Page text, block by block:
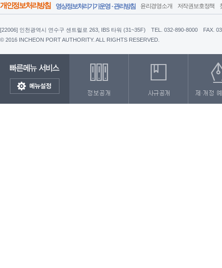
개인정보처리방침 영상정보처리기기운영 · 관리방침 윤리경영소개 저작권보호정책
[22006] 인천광역시 연수구 센트럴로 263, IBS 타워 (31~35F) TEL. 032-890-8000
FAX.
© 2016 INCHEON PORT AUTHORITY. ALL RIGHTS RESERVED.